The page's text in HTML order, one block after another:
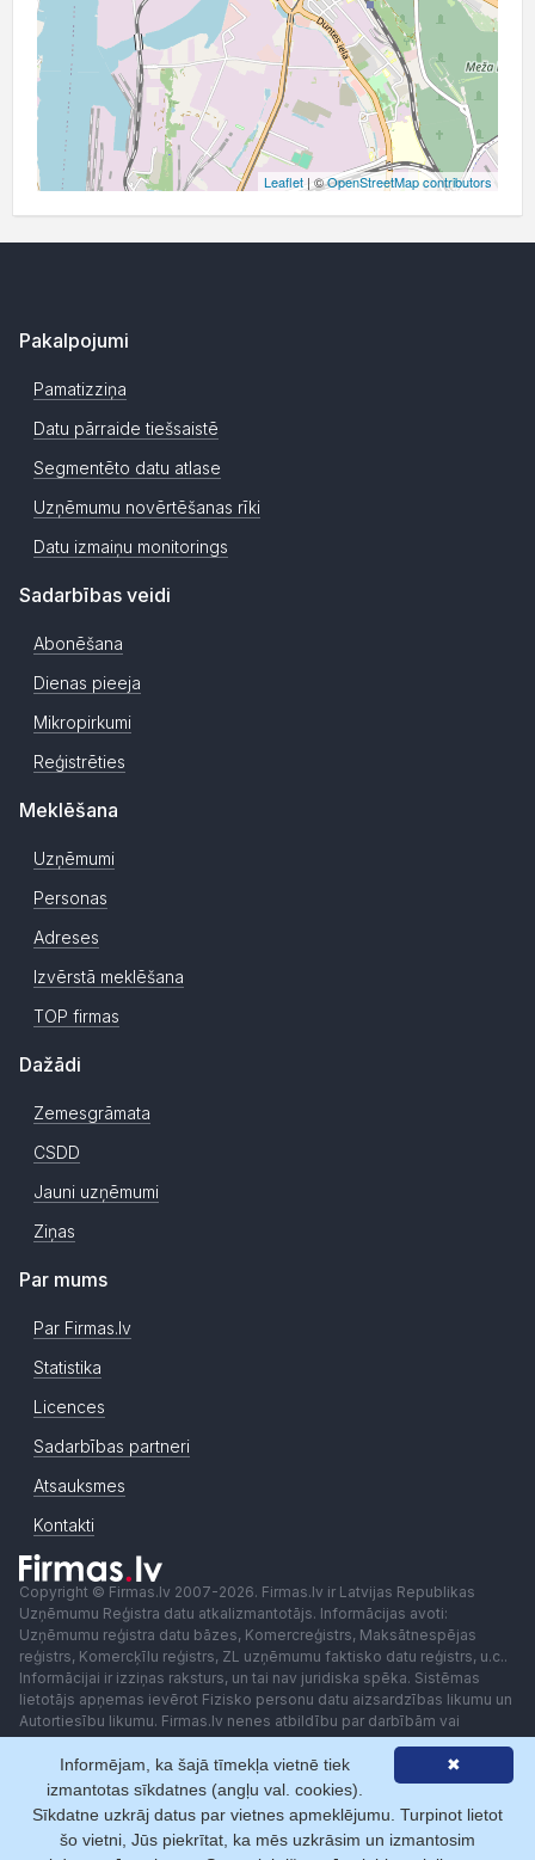
Leaflet | ©OpenStreetMap contributors
Pakalpojumi
Pamatizziņa
Datu pārraide tiešsaistē
Segmentēto datu atlase
Uzņēmumu novērtēšanas rīki
Datu izmaiņu monitorings
Sadarbības veidi
Abonēšana
Dienas pieeja
Mikropirkumi
Reģistrēties
Meklēšana
Uzņēmumi
Personas
Adreses
Izvērstā meklēšana
TOP firmas
Dažādi
Zemesgrāmata
CSDD
Jauni uzņēmumi
Ziņas
Par mums
Par Firmas.lv
Statistika
Licences
Sadarbības partneri
Atsauksmes
Kontakti
Copyright © Firmas.lv 2007-2026. Firmas.lv ir Latvijas Republikas
Uzņēmumu Reģistra datu atkalizmantotājs. Informācijas avoti:
Uzņēmumu reģistra datu bāzes, Komercreģistrs, Maksātnespējas
reģistrs, Komercķīlu reģistrs, ZL uzņēmumu faktisko datu reģistrs, u.c..
Informācijai ir izziņas raksturs, un tai nav juridiska spēka. Sistēmas
lietotājs apņemas ievērot Fizisko personu datu aizsardzības likumu un
Autortiesību likumu. Firmas.lv nenes atbildību par darbībām vai
lēmumiem, kas balstīti uz saņemto pakalpojumu. Lietotājam aizliegts
izmantot jebkādas automatizētas sistēmas vai iekārtas (robotus)
piekļuvei sistēmai bez rakstiskas saskaņošanas ar Firmas.lv. Galvenā
redaktore: Ingūna Pempere.
Lietošanas noteikumi
Privātuma politika Norēķini ar
✖
Informējam, ka šajā tīmekļa vietnē tiek
izmantotas sīkdatnes (angļu val. cookies).
Sīkdatne uzkrāj datus par vietnes apmeklējumu. Turpinot lietot
šo vietni, Jūs piekrītat, ka mēs uzkrāsim un izmantosim